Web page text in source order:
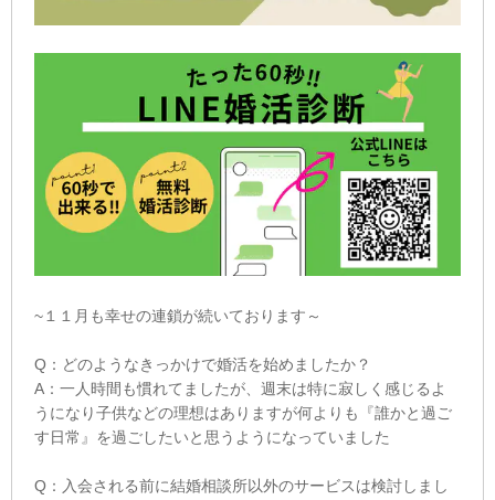
~１１月も幸せの連鎖が続いております～
Q：どのようなきっかけで婚活を始めましたか？
A：一人時間も慣れてましたが、週末は特に寂しく感じるよ
うになり子供などの理想はありますが何よりも『誰かと過ご
す日常』を過ごしたいと思うようになっていました
Q：入会される前に結婚相談所以外のサービスは検討しまし